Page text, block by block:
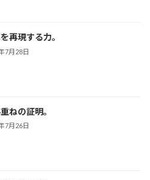
再現する力。
7月28日
ねの証明。
7月26日